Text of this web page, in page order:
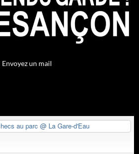
Envoyez un mail
au parc @ La Gare-d'Eau